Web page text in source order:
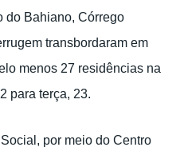
do Bahiano, Córrego
transbordaram em
menos 27 residências na
para terça, 23.
por meio do Centro